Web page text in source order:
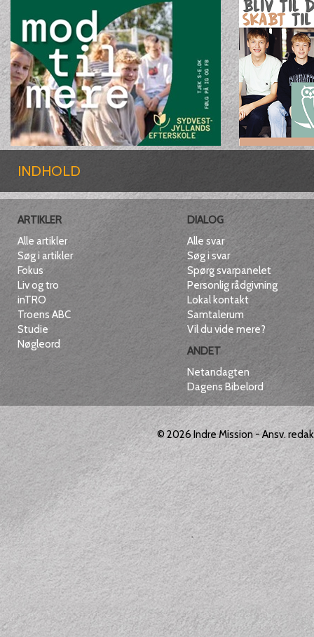
INDHOLD
ARTIKLER
Alle artikler
Søg i artikler
Fokus
Liv og tro
inTRO
Troens ABC
Studie
Nøgleord
DIALOG
Alle svar
Søg i svar
Spørg svarpanelet
Personlig rådgivning
Lokal kontakt
Samtalerum
Vil du vide mere?
ANDET
Netandagten
Dagens Bibelord
© 2026Indre Mission- Ansv.